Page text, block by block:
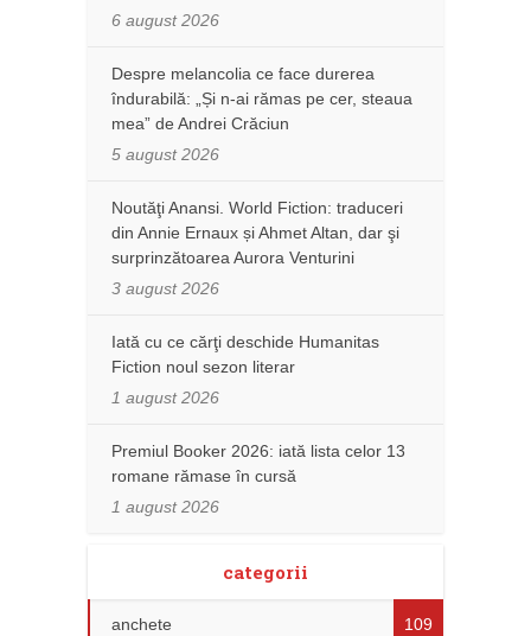
6 august 2026
Despre melancolia ce face durerea
îndurabilă: „Și n-ai rămas pe cer, steaua
mea” de Andrei Crăciun
5 august 2026
Noutăţi Anansi. World Fiction: traduceri
din Annie Ernaux și Ahmet Altan, dar şi
surprinzătoarea Aurora Venturini
3 august 2026
Iată cu ce cărţi deschide Humanitas
Fiction noul sezon literar
1 august 2026
Premiul Booker 2026: iată lista celor 13
romane rămase în cursă
1 august 2026
categorii
anchete 109